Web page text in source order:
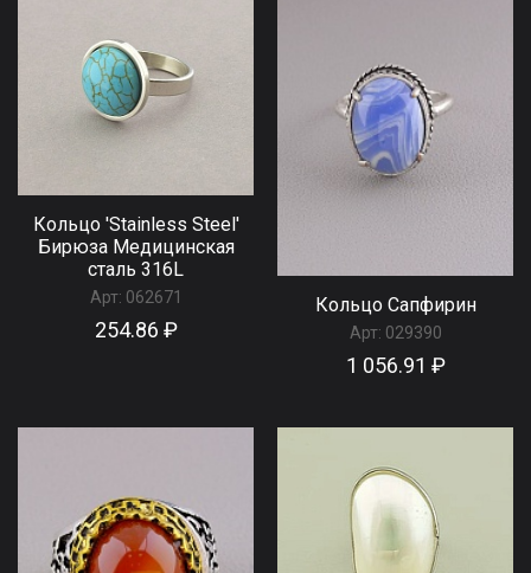
Кольцо 'Stainless Steel'
Бирюза Медицинская
сталь 316L
Арт: 062671
254.86 ₽
Кольцо Сапфирин
Арт: 029390
1 056.91 ₽